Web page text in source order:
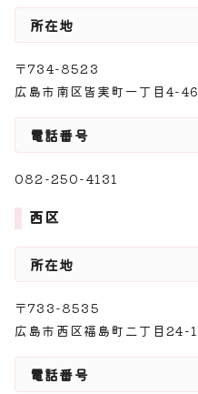
所在地
〒734-8523
広島市南区皆実町一丁目4-46
電話番号
082-250-4131
西区
所在地
〒733-8535
広島市西区福島町二丁目24-1
電話番号